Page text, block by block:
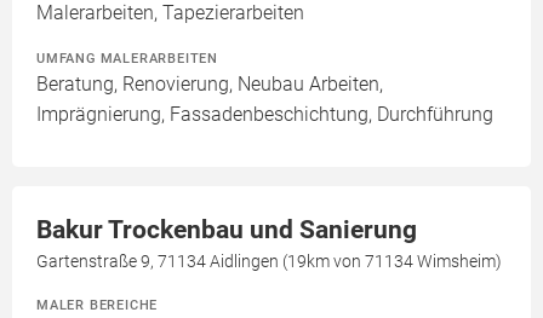
Malerarbeiten, Tapezierarbeiten
UMFANG MALERARBEITEN
Beratung, Renovierung, Neubau Arbeiten,
Imprägnierung, Fassadenbeschichtung, Durchführung
Bakur Trockenbau und Sanierung
Gartenstraße 9, 71134 Aidlingen (19km von 71134 Wimsheim)
MALER BEREICHE